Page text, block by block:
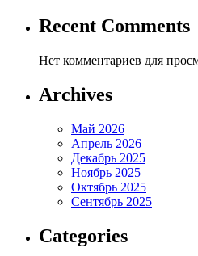
Recent Comments
Нет комментариев для
Archives
Май 2026
Апрель 2026
Декабрь 2025
Ноябрь 2025
Октябрь 2025
Сентябрь 2025
Categories